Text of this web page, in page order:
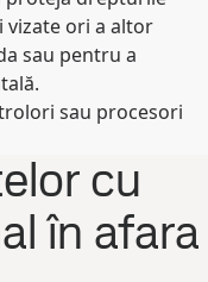
vizate ori a altor
sau pentru a
sau procesori
cu
în afara